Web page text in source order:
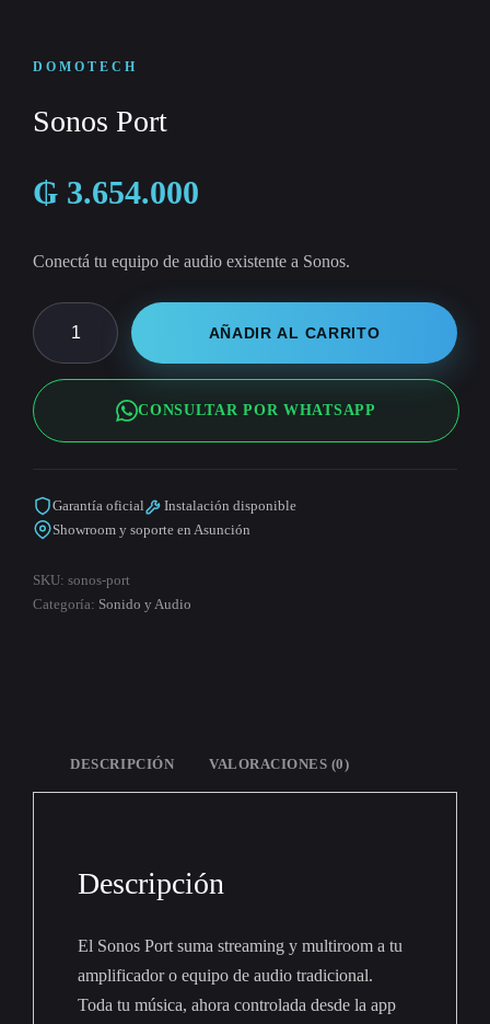
DOMOTECH
Sonos Port
₲ 3.654.000
Conectá tu equipo de audio existente a Sonos.
Sonos
Port
cantidad
AÑADIR AL CARRITO
CONSULTAR POR WHATSAPP
Garantía oficial
Instalación disponible
Showroom y soporte en Asunción
SKU:sonos-port
Categoría: Sonido y Audio
DESCRIPCIÓN VALORACIONES (0)
Descripción
El Sonos Port suma streaming y multiroom a tu
amplificador o equipo de audio tradicional.
Toda tu música, ahora controlada desde la app